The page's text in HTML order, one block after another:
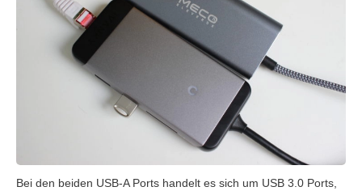
Bei den beiden USB-A Ports handelt es sich um USB 3.0 Ports,